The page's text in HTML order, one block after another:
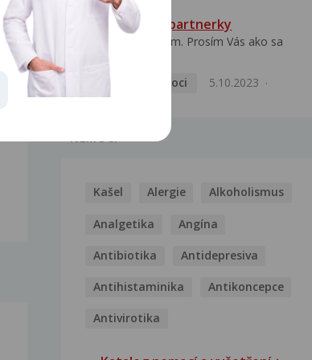
HPV typ 52 u partnerky
Dobrý deň prajem. Prosím Vás ako sa
Pohlavní nemoci
5.10.2023
NEMOCI
Kašel Alergie Alkoholismus
Analgetika Angína
Antibiotika Antidepresiva
Antihistaminika Antikoncepce
Antivirotika